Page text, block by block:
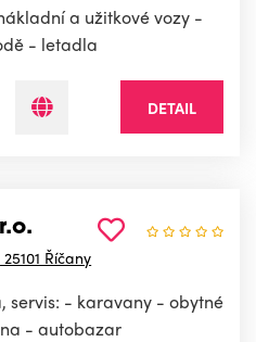
a užitkové vozy -
- letadla
DETAIL
Říčany
servis: - karavany - obytné
- autobazar